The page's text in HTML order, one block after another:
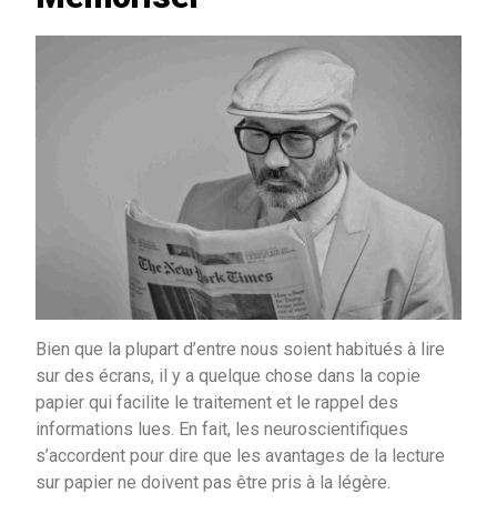
Bien que la plupart d’entre nous soient habitués à lire
sur des écrans, il y a quelque chose dans la copie
papier qui facilite le traitement et le rappel des
informations lues. En fait, les neuroscientifiques
s’accordent pour dire que les avantages de la lecture
sur papier ne doivent pas être pris à la légère.